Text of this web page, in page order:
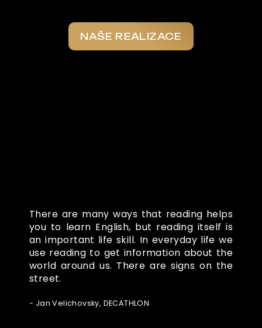
NAŠE REALIZACE
There are many ways that reading helps
you to learn English, but reading itself is
an important life skill. In everyday life we
use reading to get information about the
world around us. There are signs on the
street.
- Jan Velichovsky, DECATHLON